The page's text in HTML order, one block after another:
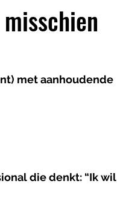
met aanhoudende
die denkt: “Ik wil